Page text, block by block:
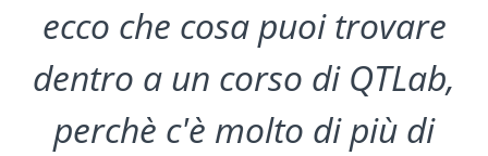
ecco che cosa puoi trovare
dentro a un corso di QTLab,
perchè c'è molto di più di